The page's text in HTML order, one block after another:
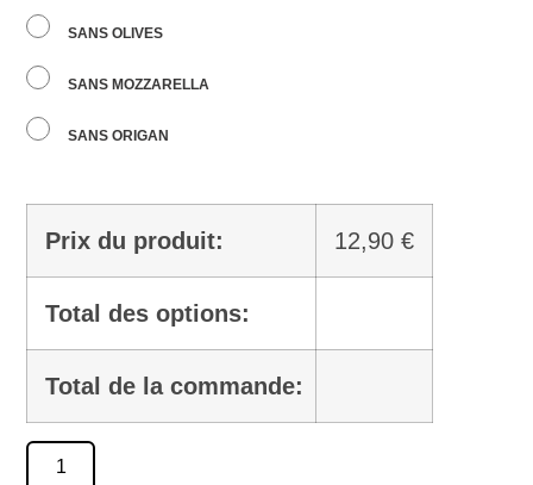
SANS OLIVES
SANS MOZZARELLA
SANS ORIGAN
Prix du produit: 12,90€
Total des options:
Total de la commande: